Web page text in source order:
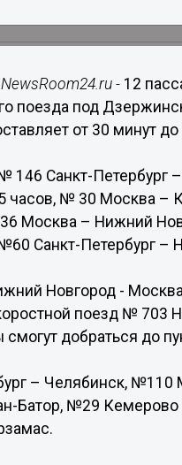
- 12
поезда под
от 30 минут до
146 Санкт-Петербург
часов, № 30 Москва –
Москва – Нижний
Санкт-Петербург –
Новгород -
поезд № 703
смогут добраться до
– Челябинск,
Батор, №29